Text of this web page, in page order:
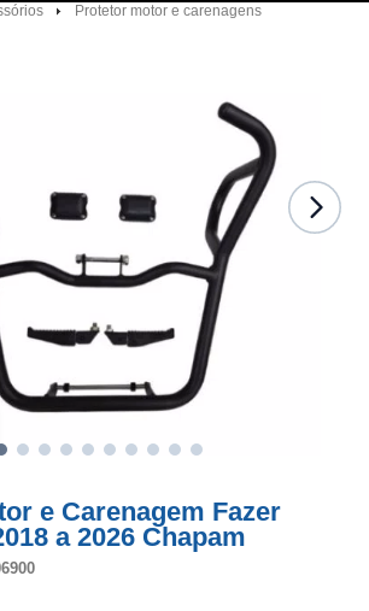
Protetor motor e carenagens
e Carenagem Fazer
a 2026 Chapam